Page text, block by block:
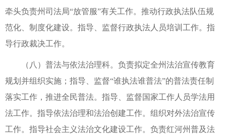
牵头负责州司法局“放管服”有关工作。推动行政执法队伍规
范化、制度化建设。指导、监督行政执法人员培训工作。指
导行政裁决工作。
（八）普法与依法治理科。负责拟定全州法治宣传教育
规划并组织实施；指导、监督“谁执法谁普法”的普法责任制
落实工作，推进全民普法。指导、监督国家工作人员学法用
法工作。指导依法治理和法治创建工作。组织对外法治宣传
工作。指导社会主义法治文化建设工作。负责红河州普及法